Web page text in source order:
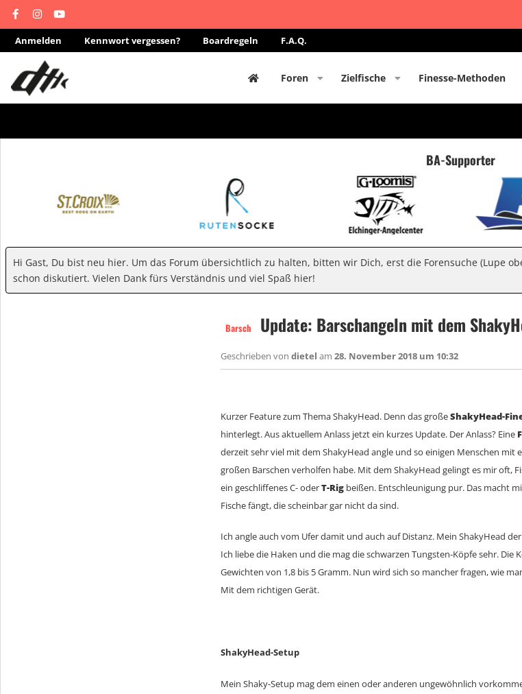
Anmelden Kennwort vergessen? Boardregeln F.A.Q.
Foren Zielfische Finesse-Methoden
BA-Supporter
Hi Gast, Du bist neu hier. Um das Forum übersichtlich zu halten, bitten wir Dich, erst die Forensuche (Lupe
schon diskutiert. Vielen Dank fürs Verständnis und viel Spaß hier!
Barsch Update: Barschangeln mit dem
Geschrieben von dietel am 28. November 2018 um 10:32
Kurzer Feature zum Thema ShakyHead. Denn das großeShakyHead-
hinterlegt. Aus aktuellem Anlass jetzt ein kurzes Update. Der Anlass? Eine
derzeit sehr viel mit dem ShakyHead angle und so einigen Menschen mit
großen Barschen verholfen habe. Mit dem ShakyHead gelingt es mir oft,
ein geschliffenes C- oderT-Rig beißen. Entschleunigung pur. Das macht
Fische fängt, die scheinbar gar nicht da sind.
Ich angle auch vom Ufer damit und auch auf Distanz. Mein ShakyHead
Ich liebe die Haken und die mag die schwarzen Tungsten-Köpfe sehr. Die
Gewichten von 1,8 bis 5 Gramm. Nun wird sich so mancher fragen, wie
Mit dem richtigen Gerät.
ShakyHead-Setup
Mein Shaky-Setup mag dem einen oder anderen ungewöhnlich